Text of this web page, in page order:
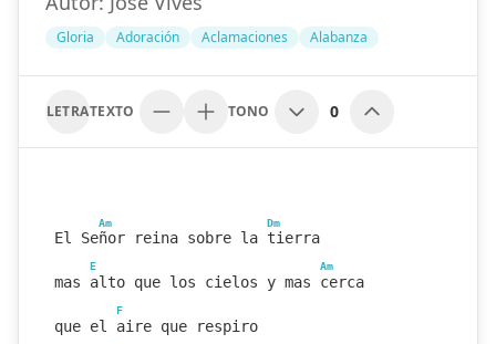
Gloria Adoración Aclamaciones Alabanza
LETRATEXTO TONO 0
Am Dm
El Señor reina sobre la tierra
E Am
mas alto que los cielos y mas cerca
F
que el aire que respiro